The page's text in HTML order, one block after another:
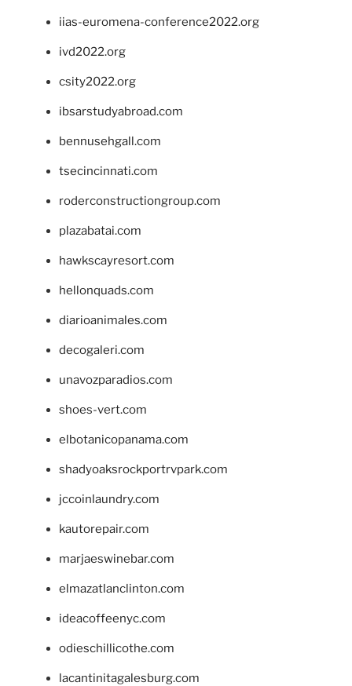
iias-euromena-conference2022.org
ivd2022.org
csity2022.org
ibsarstudyabroad.com
bennusehgall.com
tsecincinnati.com
roderconstructiongroup.com
plazabatai.com
hawkscayresort.com
hellonquads.com
diarioanimales.com
decogaleri.com
unavozparadios.com
shoes-vert.com
elbotanicopanama.com
shadyoaksrockportrvpark.com
jccoinlaundry.com
kautorepair.com
marjaeswinebar.com
elmazatlanclinton.com
ideacoffeenyc.com
odieschillicothe.com
lacantinitagalesburg.com